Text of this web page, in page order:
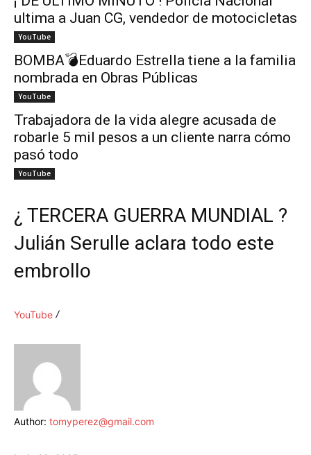
ultima a Juan CG, vendedor de motocicletas
YouTube
BOMBA💣Eduardo Estrella tiene a la familia
nombrada en Obras Públicas
YouTube
Trabajadora de la vida alegre acusada de
robarle 5 mil pesos a un cliente narra cómo
pasó todo
YouTube
¿ TERCERA GUERRA MUNDIAL ?
Julián Serulle aclara todo este
embrollo
YouTube
Author: tomyperez@gmail.com